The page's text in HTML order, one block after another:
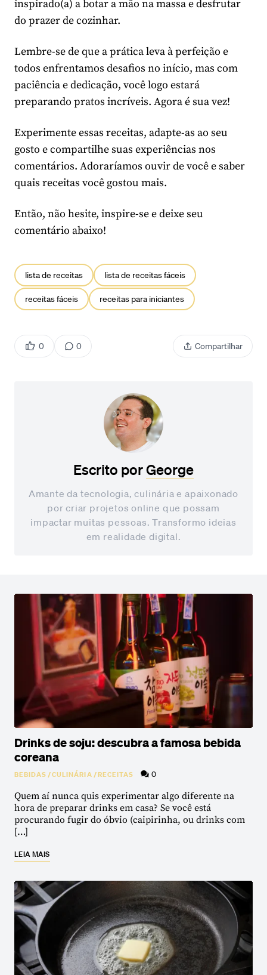
inspirado(a) a botar a mão na massa e desfrutar
do prazer de cozinhar.
Lembre-se de que a prática leva à perfeição e
todos enfrentamos desafios no início, mas com
paciência e dedicação, você logo estará
preparando pratos incríveis. Agora é sua vez!
Experimente essas receitas, adapte-as ao seu
gosto e compartilhe suas experiências nos
comentários. Adoraríamos ouvir de você e saber
quais receitas você gostou mais.
Então, não hesite, inspire-se e deixe seu
comentário abaixo!
lista de receitas lista de receitas fáceis
receitas fáceis receitas para iniciantes
0 0 Compartilhar
Escrito porGeorge
Amante da tecnologia, culinária e apaixonado
por criar projetos online que possam
impactar muitas pessoas. Transformo ideias
em realidade digital.
Drinks de soju: descubra a famosa bebida
coreana
BEBIDAS/CULINÁRIA/RECEITAS 0
Quem aí nunca quis experimentar algo diferente na
hora de preparar drinks em casa? Se você está
procurando fugir do óbvio (caipirinha, ou drinks com
[…]
LEIA MAIS